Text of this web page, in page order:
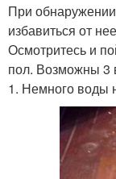
При
избавиться от
Осмотритесь и
пол. Возможны 3
1. Немного воды